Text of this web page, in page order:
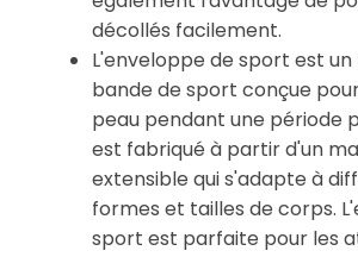
décollés facilement.
L'enveloppe de sport est
bande de sport conçue
peau pendant une période
est fabriqué à partir d'un
extensible qui s'adapte à
formes et tailles de corps.
sport est parfaite pour les